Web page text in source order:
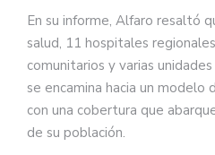
En su informe, Alfaro resaltó
salud, 11 hospitales
comunitarios y varias
se encamina hacia un
con una cobertura que
de su población.